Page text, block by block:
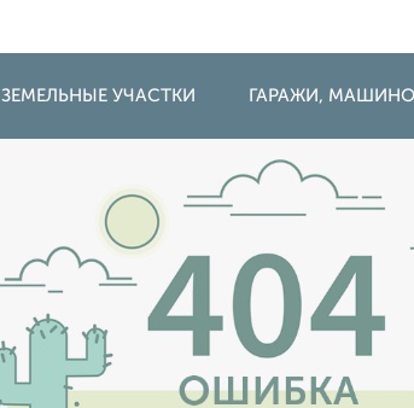
ЗЕМЕЛЬНЫЕ УЧАСТКИ ГАРАЖИ,